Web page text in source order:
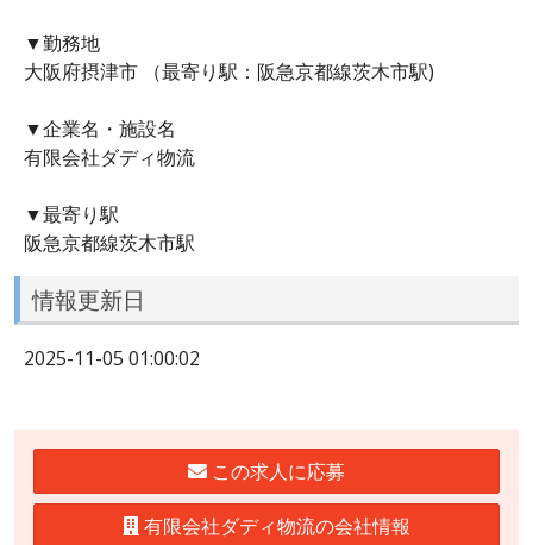
▼勤務地
大阪府摂津市 （最寄り駅：阪急京都線茨木市駅)
▼企業名・施設名
有限会社ダディ物流
▼最寄り駅
阪急京都線茨木市駅
情報更新日
2025-11-05 01:00:02
この求人に応募
有限会社ダディ物流の会社情報